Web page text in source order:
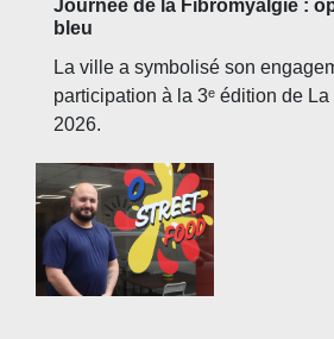
Journée de la Fibromyalgie :
bleu
La ville a symbolisé son
participation à la 3ᵉ édition de
2026.